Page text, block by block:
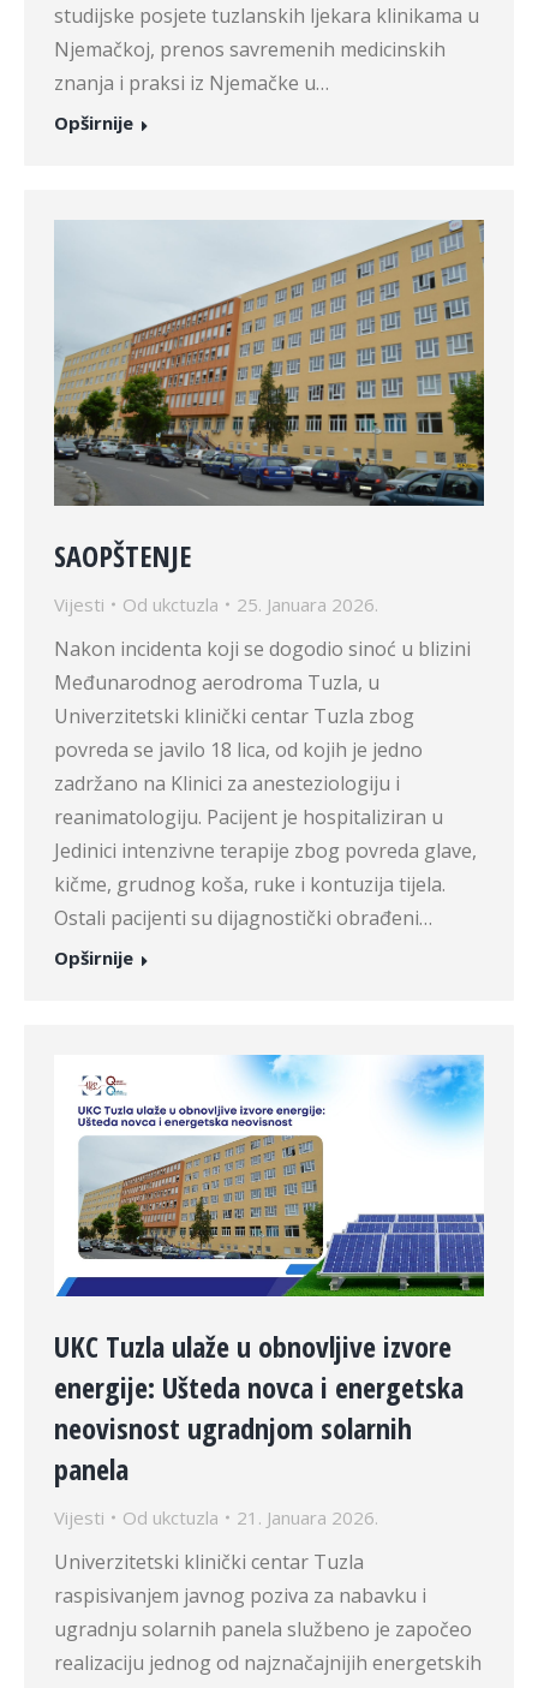
studijske posjete tuzlanskih ljekara klinikama u
Njemačkoj, prenos savremenih medicinskih
znanja i praksi iz Njemačke u…
Opširnije
SAOPŠTENJE
Vijesti Od ukctuzla 25. Januara 2026.
Nakon incidenta koji se dogodio sinoć u blizini
Međunarodnog aerodroma Tuzla, u
Univerzitetski klinički centar Tuzla zbog
povreda se javilo 18 lica, od kojih je jedno
zadržano na Klinici za anesteziologiju i
reanimatologiju. Pacijent je hospitaliziran u
Jedinici intenzivne terapije zbog povreda glave,
kičme, grudnog koša, ruke i kontuzija tijela.
Ostali pacijenti su dijagnostički obrađeni…
Opširnije
UKC Tuzla ulaže u obnovljive izvore
energije: Ušteda novca i energetska
neovisnost ugradnjom solarnih
panela
Vijesti Od ukctuzla 21. Januara 2026.
Univerzitetski klinički centar Tuzla
raspisivanjem javnog poziva za nabavku i
ugradnju solarnih panela službeno je započeo
realizaciju jednog od najznačajnijih energetskih